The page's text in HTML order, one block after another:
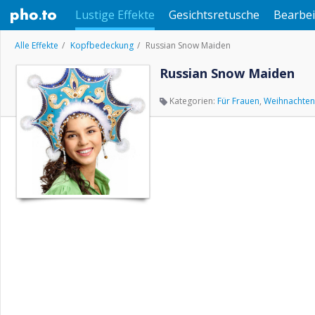
Lustige Effekte Gesichtsretusche
Alle Effekte Kopfbedeckung Russian Snow Maiden
Russian Snow Maiden
Kategorien: Für Frauen,